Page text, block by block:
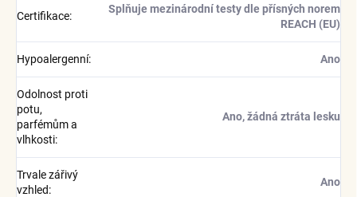
Certifikace:
Splňuje mezinárodní testy dle přísných norem
REACH (EU)
Hypoalergenní: Ano
Odolnost proti
potu,
parfémům a
vlhkosti:
Ano, žádná ztráta lesku
Trvale zářivý
vzhled:
Ano